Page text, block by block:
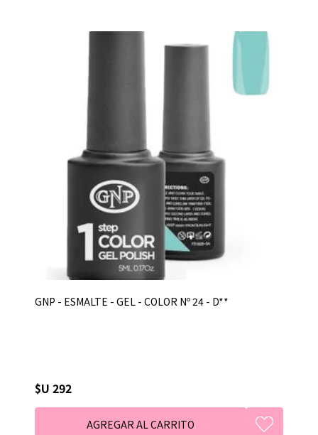
GNP - ESMALTE - GEL - COLOR Nº 24 - D**
$U 292